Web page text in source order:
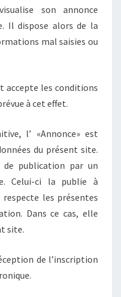
son annonce
Il dispose alors de la
mal saisies ou
accepte les conditions
à cet effet.
l’ «Annonce» est
du présent site.
publication par un
Celui-ci la publie à
les présentes
Dans ce cas, elle
site.
de l’inscription